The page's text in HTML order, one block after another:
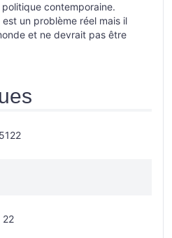
contemporaine.
un problème réel mais il
et ne devrait pas être
22